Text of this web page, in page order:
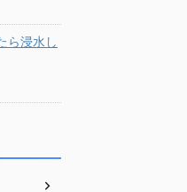
ら浸水し